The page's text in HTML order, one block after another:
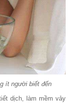
ít người biết đến
dịch, làm mềm vảy